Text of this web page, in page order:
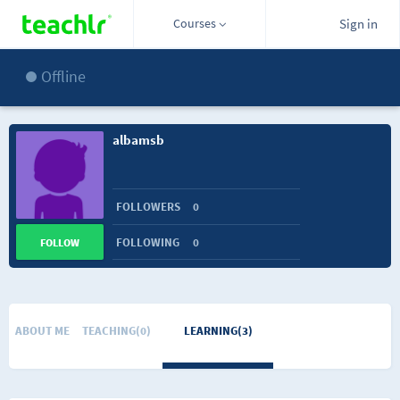
Courses Sign in
Offline
albamsb
FOLLOWERS 0
FOLLOWING 0
FOLLOW
ABOUT ME TEACHING(0) LEARNING(3)